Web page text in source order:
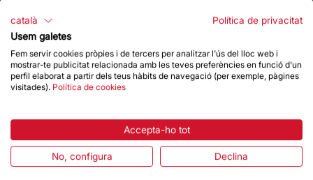
Destacats
La Fundació
Preguntes freqüents
Atenció al Visitant
català
Política de privacitat
Usem galetes
Fem servir cookies pròpies i de tercers per analitzar l'ús del lloc web i
mostrar-te publicitat relacionada amb les teves preferències en funció d'un
perfil elaborat a partir dels teus hàbits de navegació (per exemple, pàgines
visitades). Política de cookies
Accepta-ho tot
No, configura Declina